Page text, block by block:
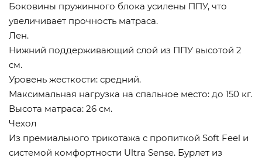
Боковины пружинного блока усилены ППУ, что
увеличивает прочность матраса.
Лен.
Нижний поддерживающий слой из ППУ высотой 2
см.
Уровень жесткости: средний.
Максимальная нагрузка на спальное место: до 150 кг.
Высота матраса: 26 см.
Чехол
Из премиального трикотажа с пропиткой Soft Feel и
системой комфортности Ultra Sense. Бурлет из